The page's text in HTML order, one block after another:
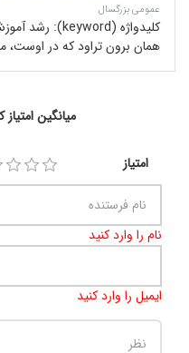
عمومی بزرگسال
کلیدواژه (keyword):
رشد
همان برون تراود که در اوست،
میانگین امتیاز
امتیاز
نام را وارد کنید
ایمیل را وارد کنید